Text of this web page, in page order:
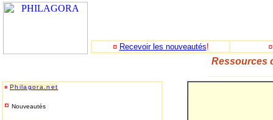
¤ Recevoir les nouveautés!
Ressources
¤ Philagora.net
¤ Nouveautés